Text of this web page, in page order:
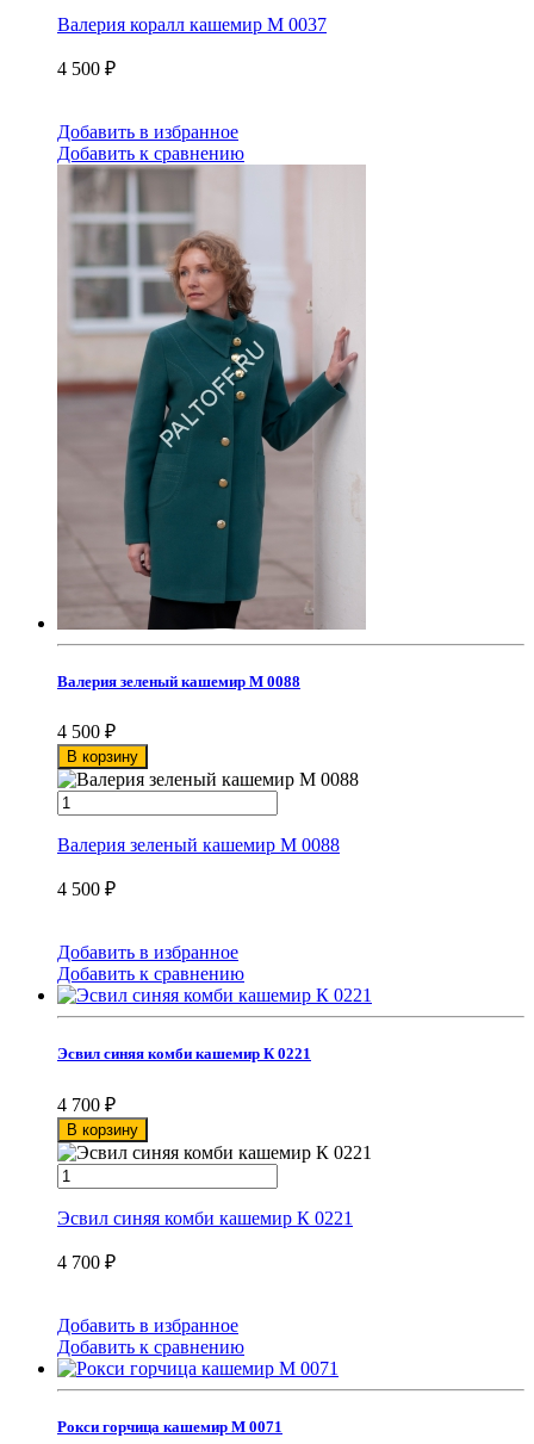
Валерия коралл кашемир М 0037
4 500 ₽
Добавить в избранное
Добавить к сравнению
Валерия зеленый кашемир М 0088
4 500 ₽
В корзину
Валерия зеленый кашемир М 0088
4 500 ₽
Добавить в избранное
Добавить к сравнению
Эсвил синяя комби кашемир К 0221
4 700 ₽
В корзину
Эсвил синяя комби кашемир К 0221
4 700 ₽
Добавить в избранное
Добавить к сравнению
Рокси горчица кашемир М 0071